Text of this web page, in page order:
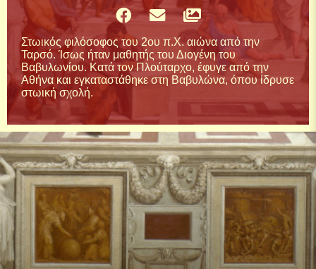
Στωικός φιλόσοφος του 2ου π.Χ. αιώνα από την
Ταρσό. Ίσως ήταν μαθητής του Διογένη του
Βαβυλωνίου. Κατά τον Πλούταρχο, έφυγε από την
Αθήνα και εγκαταστάθηκε στη Βαβυλώνα, όπου ίδρυσε
στωική σχολή.
Αποφθέγματα
ΝΑ ΖΟΥΜΕ ΚΑΝΟΝΤΑΣ ΟΛΑ ΤΑ ΠΡΕΠΟΝΤΑ